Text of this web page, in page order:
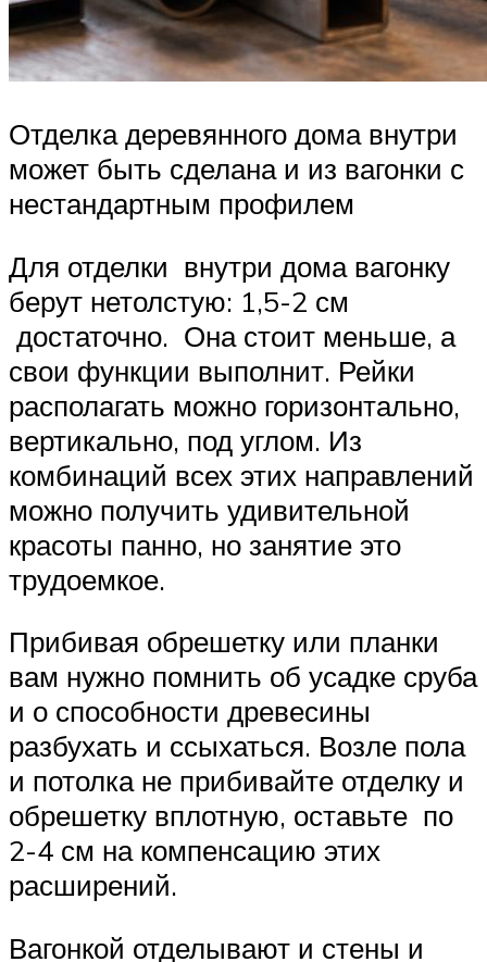
Отделка деревянного дома внутри
может быть сделана и из вагонки с
нестандартным профилем
Для отделки внутри дома вагонку
берут нетолстую: 1,5-2 см
достаточно. Она стоит меньше, а
свои функции выполнит. Рейки
располагать можно горизонтально,
вертикально, под углом. Из
комбинаций всех этих направлений
можно получить удивительной
красоты панно, но занятие это
трудоемкое.
Прибивая обрешетку или планки
вам нужно помнить об усадке сруба
и о способности древесины
разбухать и ссыхаться. Возле пола
и потолка не прибивайте отделку и
обрешетку вплотную, оставьте по
2-4 см на компенсацию этих
расширений.
Вагонкой отделывают и стены и